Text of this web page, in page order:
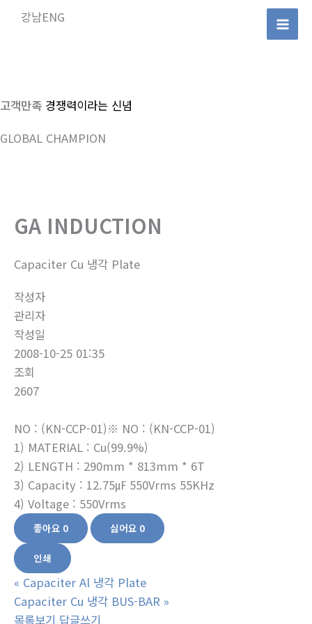
너
기
강남ENG
Main
고객만족 경쟁력이라는 신념
GLOBAL CHAMPION
GA INDUCTION
Capaciter Cu 냉각 Plate
작성자
관리자
작성일
2008-10-25 01:35
조회
2607
NO : (KN-CCP-01)※ NO : (KN-CCP-01)
1) MATERIAL : Cu(99.9%)
2) LENGTH : 290mm * 813mm * 6T
3) Capacity : 12.75㎌ 550Vrms 55KHz
4) Voltage : 550Vrms
좋아요 0 싫어요 0
인쇄
« Capaciter Al 냉각 Plate
Capaciter Cu 냉각 BUS-BAR »
목록보기 답글쓰기